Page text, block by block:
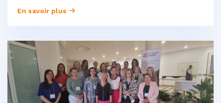
En savoir plus